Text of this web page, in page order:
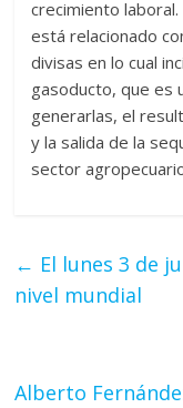
crecimiento
está relacionado
divisas en lo cual
gasoducto, que es
generarlas, el
y la salida de la
sector
← El lunes 3 de
nivel mundial
Alberto